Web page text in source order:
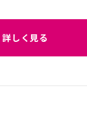
詳しく見る